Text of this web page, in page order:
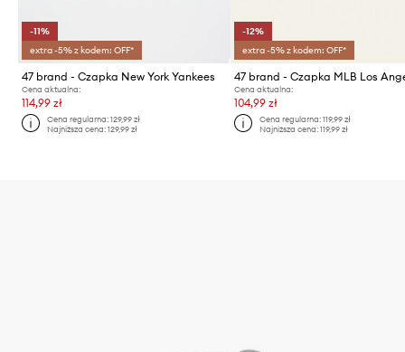
-11%
extra -5% z kodem: OFF*
47 brand - Czapka New York Yankees
Cena aktualna:
114,99 zł
Cena regularna:129,99 zł
Najniższa cena:129,99 zł
-12%
extra -5% z kodem: OFF*
Cena aktualna:
104,99 zł
Cena regularna: 119,99 zł
Najniższa cena: 119,99 zł